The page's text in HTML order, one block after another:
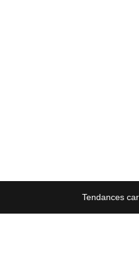
Tendances